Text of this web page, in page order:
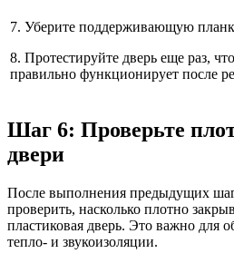
7. Уберите поддерживающую
8. Протестируйте дверь еще раз,
правильно функционирует после
Шаг 6: Проверьте
двери
После выполнения предыдущих
проверить, насколько плотно
пластиковая дверь. Это важно для
тепло- и звукоизоляции.